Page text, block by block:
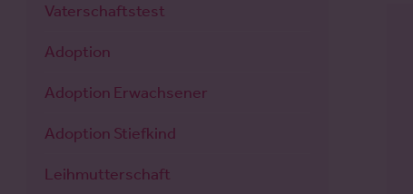
Vaterschaftstest
Adoption
Adoption Erwachsener
Adoption Stiefkind
Leihmutterschaft